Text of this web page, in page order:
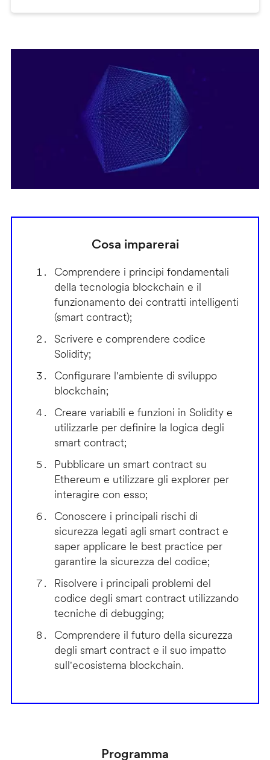
Cosa imparerai
Comprendere i principi fondamentali
della tecnologia blockchain e il
funzionamento dei contratti intelligenti
(smart contract);
Scrivere e comprendere codice
Solidity;
Configurare l'ambiente di sviluppo
blockchain;
Creare variabili e funzioni in Solidity e
utilizzarle per definire la logica degli
smart contract;
Pubblicare un smart contract su
Ethereum e utilizzare gli explorer per
interagire con esso;
Conoscere i principali rischi di
sicurezza legati agli smart contract e
saper applicare le best practice per
garantire la sicurezza del codice;
Risolvere i principali problemi del
codice degli smart contract utilizzando
tecniche di debugging;
Comprendere il futuro della sicurezza
degli smart contract e il suo impatto
sull'ecosistema blockchain.
Programma